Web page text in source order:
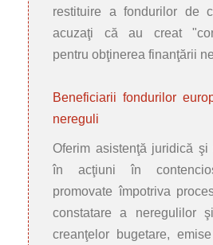
restituire a fondurilor de
acuzaţi că au creat
pentru obţinerea finanţării
Beneficiarii fondurilor
nereguli
Oferim asistenţă juridică şi
în acţiuni în
promovate împotriva
constatare a neregulilor
creanţelor bugetare,